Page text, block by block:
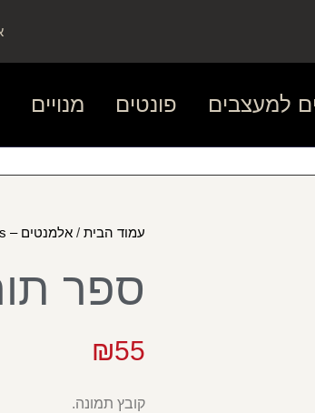
למעצבים פונטים מנויים
עמוד הבית/ אלמנטים – Elements
ספר
₪55
קובץ תמונה.